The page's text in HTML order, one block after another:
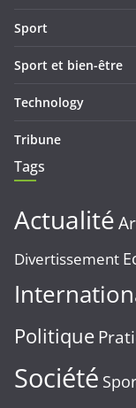
Sport
Sport et bien-être
Technology
Tribune
Tags
Actualité
Divertissement
Politique
Société